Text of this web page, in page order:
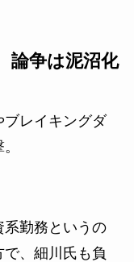
論争は泥沼化
レイキングダ
系勤務というの
、細川氏も負